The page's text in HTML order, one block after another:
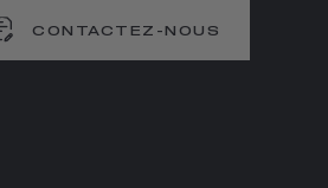
CONTACTEZ-NOUS